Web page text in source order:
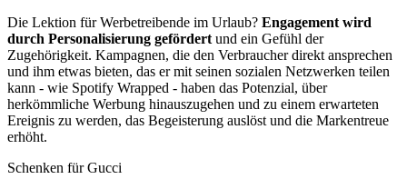
Die Lektion für Werbetreibende im Urlaub? Engagement wird
durch Personalisierung gefördert und ein Gefühl der
Zugehörigkeit. Kampagnen, die den Verbraucher direkt ansprechen
und ihm etwas bieten, das er mit seinen sozialen Netzwerken teilen
kann - wie Spotify Wrapped - haben das Potenzial, über
herkömmliche Werbung hinauszugehen und zu einem erwarteten
Ereignis zu werden, das Begeisterung auslöst und die Markentreue
erhöht.
Schenken für Gucci